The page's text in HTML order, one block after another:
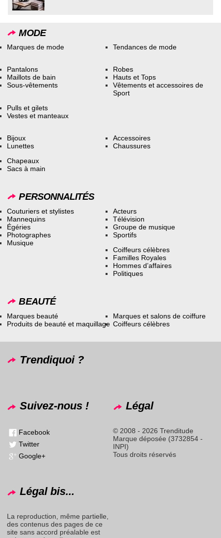
MODE
Marques de mode Tendances de mode
Pantalons
Maillots de bain
Sous-vêtements
Robes
Hauts et Tops
Vêtements et accessoires de
Sport
Pulls et gilets
Vestes et manteaux
Bijoux
Lunettes
Accessoires
Chaussures
Chapeaux
Sacs à main
PERSONNALITÉS
Couturiers et stylistes
Mannequins
Égéries
Photographes
Musique
Acteurs
Télévision
Groupe de musique
Sportifs
Coiffeurs célèbres
Familles Royales
Hommes d’affaires
Politiques
BEAUTÉ
Marques beauté
Produits de beauté et maquillage
Marques et salons de coiffure
Coiffeurs célèbres
Trendiquoi ?
Suivez-nous !
Facebook
Twitter
Google+
Légal
© 2008 - 2026 Trenditude
Marque déposée (3732854 -
INPI)
Tous droits réservés
Légal bis...
La reproduction, même partielle,
des contenus des pages de ce
site sans accord préalable est